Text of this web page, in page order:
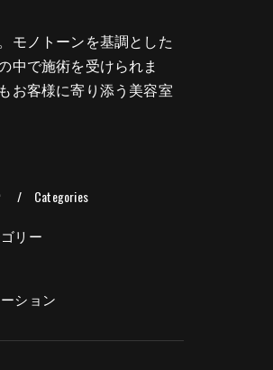
モノトーンを基調とした
中で施術を受けられま
お客様に寄り添う美容室
Categories
リー
ション